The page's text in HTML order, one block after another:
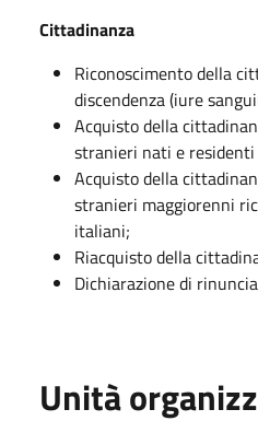
Cittadinanza
Riconoscimento della
discendenza (iure
Acquisto della
stranieri nati e
Acquisto della
stranieri maggiorenni
italiani;
Riacquisto della
Dichiarazione di
Unità